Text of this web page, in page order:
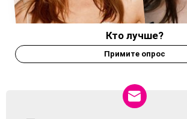
Кто лучше?
Примите опрос